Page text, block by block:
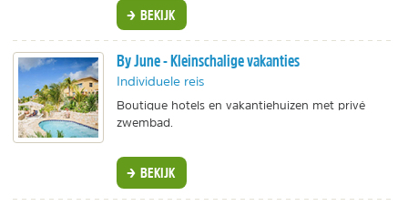
BEKIJK
By June - Kleinschalige vakanties
Individuele reis
Boutique hotels en vakantiehuizen met privé
zwembad.
BEKIJK